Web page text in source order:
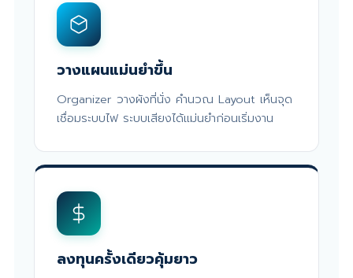
วางแผนแม่นยำขึ้น
Organizer วางผังที่นั่ง คำนวณ Layout เห็นจุด
เชื่อมระบบไฟ ระบบเสียงได้แม่นยำก่อนเริ่มงาน
ลงทุนครั้งเดียวคุ้มยาว